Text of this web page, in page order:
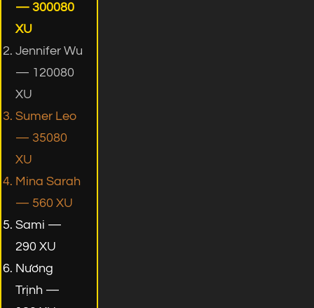
— 300080
XU
Jennifer Wu
— 120080
XU
Sumer Leo
— 35080
XU
Mina Sarah
— 560 XU
Sami —
290 XU
Nương
Trịnh —